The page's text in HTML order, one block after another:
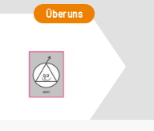
Über uns